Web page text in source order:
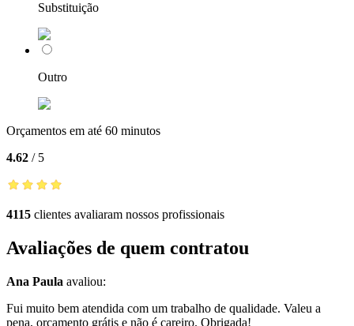
Substituição
Outro
Orçamentos em até 60 minutos
4.62 / 5
4115 clientes avaliaram nossos profissionais
Avaliações de quem contratou
Ana Paula avaliou:
Fui muito bem atendida com um trabalho de qualidade. Valeu a
pena, orçamento grátis e não é careiro. Obrigada!